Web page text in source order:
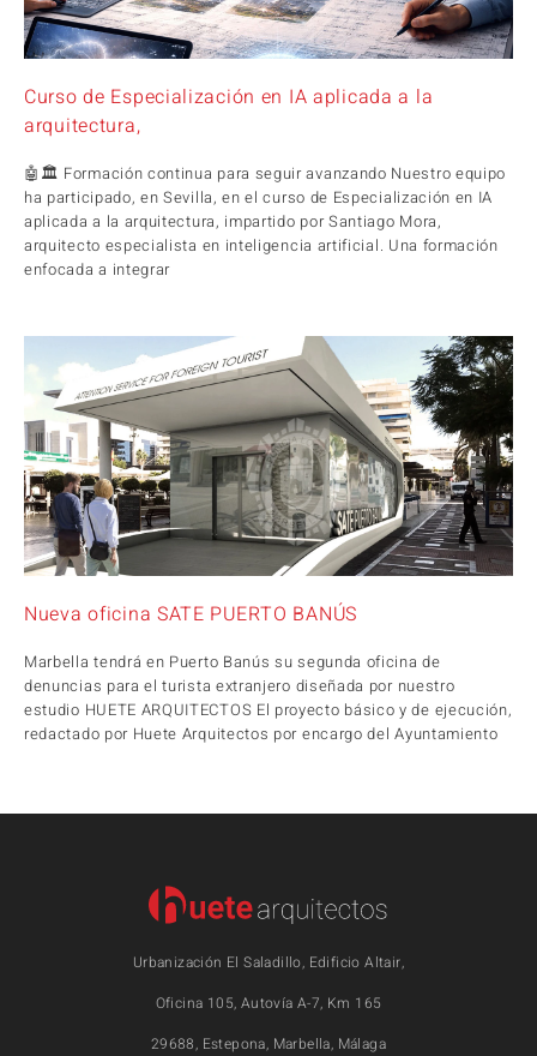
Curso de Especialización en IA aplicada a la
arquitectura,
🤖🏛️ Formación continua para seguir avanzando Nuestro equipo
ha participado, en Sevilla, en el curso de Especialización en IA
aplicada a la arquitectura, impartido por Santiago Mora,
arquitecto especialista en inteligencia artificial. Una formación
enfocada a integrar
Nueva oficina SATE PUERTO BANÚS
Marbella tendrá en Puerto Banús su segunda oficina de
denuncias para el turista extranjero diseñada por nuestro
estudio HUETE ARQUITECTOS El proyecto básico y de ejecución,
redactado por Huete Arquitectos por encargo del Ayuntamiento
Urbanización El Saladillo, Edificio Altair,
Oficina 105, Autovía A-7, Km 165
29688, Estepona, Marbella, Málaga